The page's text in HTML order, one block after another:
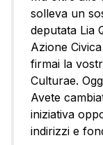
solleva un
deputata Lia
Azione
firmai la
Culturae.
Avete
iniziativa
indirizzi e